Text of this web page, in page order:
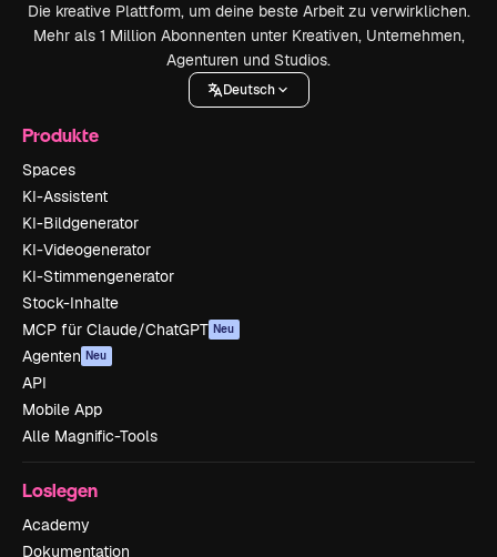
Die kreative Plattform, um deine beste Arbeit zu verwirklichen.
Mehr als 1 Million Abonnenten unter Kreativen, Unternehmen,
Agenturen und Studios.
Deutsch
Produkte
Spaces
KI-Assistent
KI-Bildgenerator
KI-Videogenerator
KI-Stimmengenerator
Stock-Inhalte
MCP für Claude/ChatGPT Neu
Agenten Neu
API
Mobile App
Alle Magnific-Tools
Loslegen
Academy
Dokumentation